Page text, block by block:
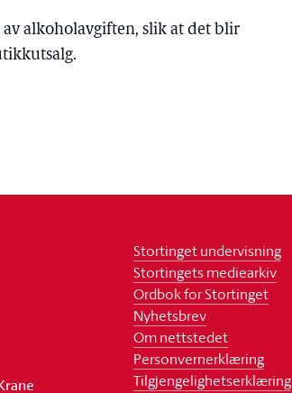
alkoholavgiften, slik at det blir
Stortinget undervisning
Stortingets mediearkiv
Ordbok for Stortinget
Nyhetsbrev
Om nettstedet
Personvernerklæring
Tilgjengelighetserklæring